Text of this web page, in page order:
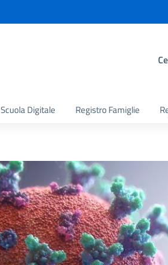
Scuola Digitale Registro Famiglie